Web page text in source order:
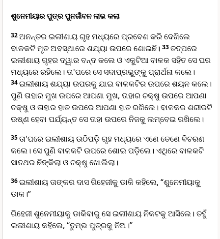
ଶୁନେମୀୟାର ପୁତ୍ର ପୁନର୍ଜୀବନ ଲାଭ କଲା
32ଅନନ୍ତର ଇଲୀଶାୟ ଗୃହ ମଧ୍ୟରେ ପ୍ରବେଶ କରି ଦେଖିଲେ
ବାଳକଟି ମୃତ ଅବସ୍ଥାରେ ଶଯ୍ୟା ଉପରେ ଶୋଇଛି। 33ତତ୍ପରେ
ଇଲୀଶାୟ ଗୃହର ଦ୍ୱାର ବନ୍ଦ କଲେ ଓ ଏକୁଟିଆ ବାଳକ ସହିତ ସେ ଘର
ମଧ୍ୟରେ ରହିଲେ। ତା'ପରେ ସେ ସଦାପ୍ରଭୁଙ୍କୁ ପ୍ରାର୍ଥନା କଲେ।
34ଇଲୀଶାୟ ଶଯ୍ୟା ଉପରକୁ ଯାଇ ବାଳକଟିର ଉପରେ ଶୟନ କଲେ।
ପୁଣି ତାହାର ମୁଖ ଉପରେ ଆପଣା ମୁଖ, ତାହାର ଚକ୍ଷୁ ଉପରେ ଆପଣା
ଚକ୍ଷୁ ଓ ତାହାର ହାତ ଉପରେ ଆପଣା ହାତ ରଖିଲେ। ବାଳକର ଶରୀରଟି
ଉଷ୍ଣ ହେବା ପର୍ଯ୍ୟନ୍ତ ସେ ତାହା ଉପରେ ନିଜକୁ ଲମ୍ବେଇ ରଖିଲେ।
35ତା'ପରେ ଇଲୀଶାୟ ଉଠିପଡ଼ି ଗୃହ ମଧ୍ୟରେ ଏଣେ ତେଣେ ବିଚରଣ
କଲେ। ସେ ପୁଣି ବାଳକଟି ଉପରେ ଶୋଇ ପଡ଼ିଲେ। ଏଥିରେ ବାଳକଟି
ସାତଥର ଛିଙ୍କିଲା ଓ ଚକ୍ଷୁ ଖୋଲିଲା।
36ଇଲୀଶାୟ ତାଙ୍କର ଦାସ ଗିହେଜୀକୁ ଡାକି କହିଲେ, “ଶୁନେମୀୟାକୁ
ଡାକ।”
ଗିହେଜୀ ଶୁନେମୀୟାକୁ ଡାକିବାରୁ ସେ ଇଲୀଶାୟ ନିକଟକୁ ଆସିଲେ। ତହୁଁ
ଇଲୀଶାୟ କହିଲେ, “ତୁମ୍ଭ ପୁତ୍ରକୁ ନିଅ।”